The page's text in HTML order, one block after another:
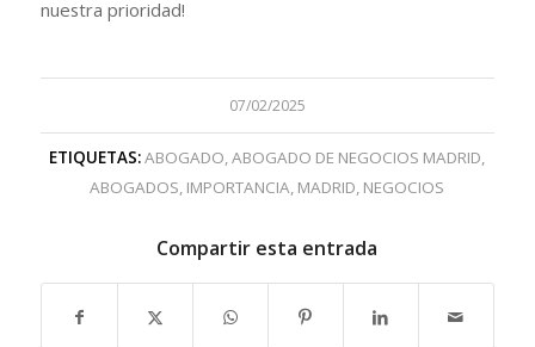
nuestra prioridad!
07/02/2025
ETIQUETAS:ABOGADO,ABOGADO DE NEGOCIOS MADRID,
ABOGADOS, IMPORTANCIA, MADRID, NEGOCIOS
Compartir esta entrada